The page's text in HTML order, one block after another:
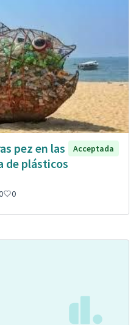
pez en las
de plásticos
Acceptada
0